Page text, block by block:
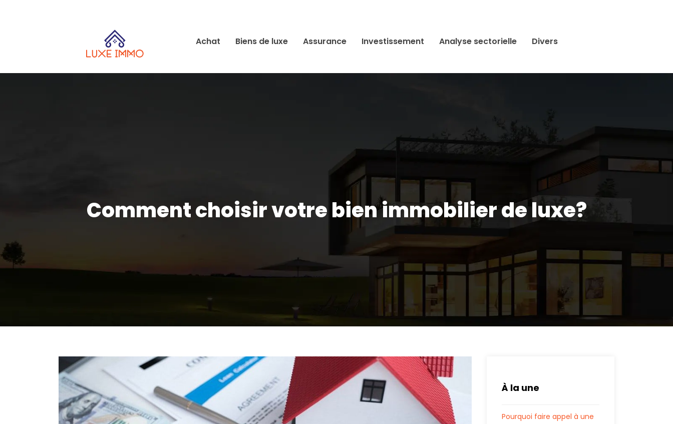
Achat Biens de luxe Assurance Investissement Analyse sectorielle Divers
Comment choisir votre bien immobilier de luxe?
À la une
Pourquoi faire appel à une